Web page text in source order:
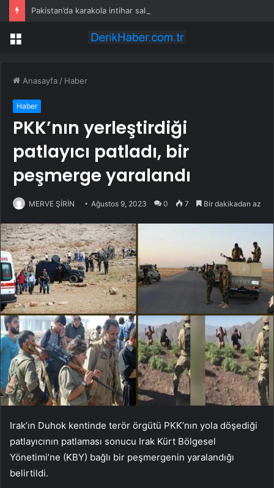
Pakistan’da karakola intihar saldırısı; 7 ölü, 15 yaralı
Menü
Anasayfa / Haber
Haber
PKK’nın yerleştirdiği
patlayıcı patladı, bir
peşmerge yaralandı
MERVE ŞİRİN Ağustos 9, 2023 0 7 Bir dakikadan az
Irak’ın Duhok kentinde terör örgütü PKK’nın yola döşediği
patlayıcının patlaması sonucu Irak Kürt Bölgesel
Yönetimi’ne (KBY) bağlı bir peşmergenin yaralandığı
belirtildi.